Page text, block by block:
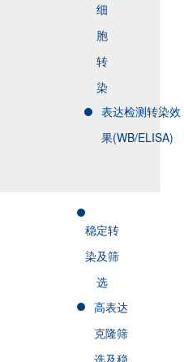
细
胞
转
染
表达检测转染效
果(WB/ELISA)
稳定转
染及筛
选
高表达
克隆筛
选及稳